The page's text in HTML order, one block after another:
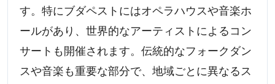
す。特にブダペストにはオペラハウスや音楽ホ
ールがあり、世界的なアーティストによるコン
サートも開催されます。伝統的なフォークダン
スや音楽も重要な部分で、地域ごとに異なるス